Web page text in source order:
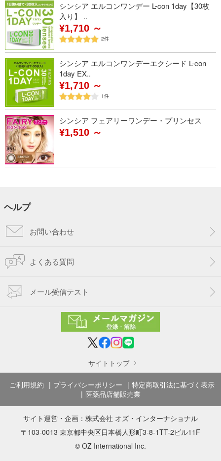
シンシア エルコンワンデー L-con 1day【30枚
入り】 ..
¥1,710 ～
2件
シンシア エルコンワンデーエクシード L-con
1day EX..
¥1,710 ～
1件
シンシア フェアリーワンデー・プリンセス
¥1,510 ～
ヘルプ
お問い合わせ
よくある質問
メール受信テスト
サイトトップ
ご利用規約 プライバシーポリシー
特定商取引法に基づく表示
医薬品店舗販売業
サイト運営・企画： 株式会社 オズ・インターナショナル
〒103-0013 東京都中央区日本橋人形町3-8-1TT-2ビル11F
© OZ International Inc.